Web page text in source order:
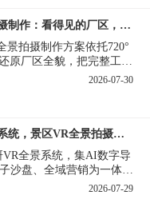
工厂VR全景拍摄制作：看得见的厂区，省下来的成本
景拍摄制作方案依托720°
原厂区全貌，把完整工厂
屏，既是工厂对外拓客
是内部管理、人员培训
2026-07-30
酷雷曼VR云游系统，景区VR全景拍摄制作一站式落地
全景系统，集AI数字导
沙盘、全域营销为一体，
摄制作到成熟VR云游落
2026-07-29